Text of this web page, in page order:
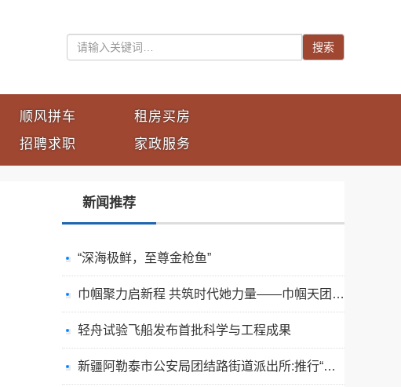
搜索
顺风拼车
招聘求职
租房买房
家政服务
新闻推荐
“深海极鲜，至尊金枪鱼”
巾帼聚力启新程 共筑时代她力量——巾帼天团第四次组委会筹备会圆满举办
轻舟试验飞船发布首批科学与工程成果
新疆阿勒泰市公安局团结路街道派出所:推行“五步”工作法 打造新时代“枫”景线